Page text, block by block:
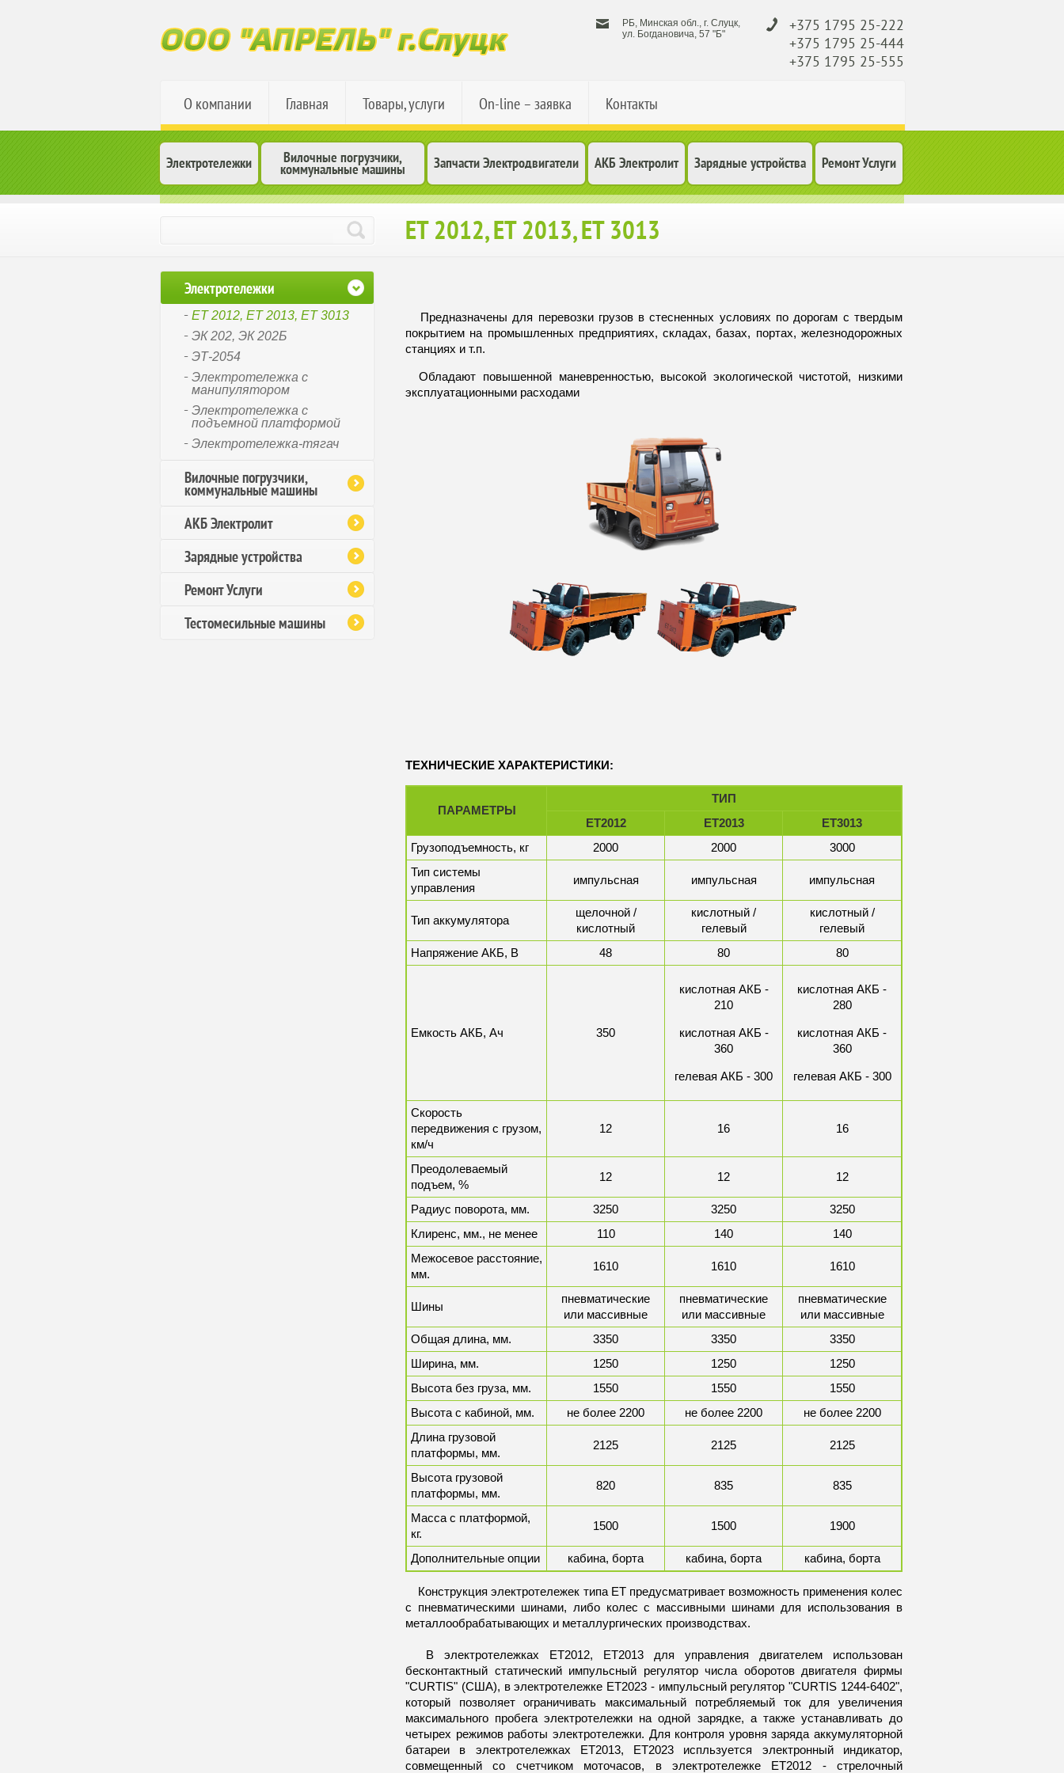
О компании Главная Товары, услуги On-line – заявка Контакты
+375 1795 25-222
+375 1795 25-444
+375 1795 25-555
РБ, Минская обл., г. Слуцк,
ул. Богдановича, 57 "Б"
Электротележки Вилочные погрузчики,
коммунальные машины Запчасти Электродвигатели АКБ Электролит Зарядные устройства Ремонт Услуги
ЕТ 2012, ЕТ 2013, ЕТ 3013
Предназначены для перевозки грузов в стесненных условиях по дорогам с твердым
покрытием на промышленных предприятиях, складах, базах, портах, железнодорожных
станциях и т.п.
Обладают повышенной маневренностью, высокой экологической чистотой, низкими
эксплуатационными расходами
ТЕХНИЧЕСКИЕ ХАРАКТЕРИСТИКИ:
ПАРАМЕТРЫ
ТИП
ЕТ2012
ЕТ2013
ЕТ3013
Грузоподъемность, кг
2000 2000
3000
Тип системы
управления
импульсная импульсная импульсная
Тип аккумулятора
щелочной /
кислотный
кислотный /
гелевый
кислотный /
гелевый
Напряжение АКБ, В
48 80 80
Емкость АКБ, Ач 350
кислотная АКБ -
210
кислотная АКБ -
360
гелевая АКБ - 300
кислотная АКБ -
280
кислотная АКБ -
360
гелевая АКБ - 300
Скорость
передвижения с грузом,
км/ч
12 16 16
Преодолеваемый
подъем, %
12 12 12
Радиус поворота, мм. 3250 3250
3250
Клиренс, мм., не менее
110 140
140
Межосевое расстояние,
мм.
1610 1610 1610
Шины
пневматические
или массивные
пневматические
или массивные
пневматические
или массивные
Общая длина, мм.
3350 3350
3350
Ширина, мм.
1250 1250
1250
Высота без груза, мм.
1550 1550
1550
Высота с кабиной, мм.
не более 2200 не более 2200
не более 2200
Длина грузовой
платформы, мм.
2125 2125 2125
Высота грузовой
платформы, мм.
820 835 835
Масса с платформой,
кг.
1500 1500 1900
Дополнительные опции кабина, борта кабина, борта кабина, борта
Конструкция электротележек типа ЕТ предусматривает возможность применения колес
с пневматическими шинами, либо колес с массивными шинами для использования в
металлообрабатывающих и металлургических производствах.
В электротележках ЕТ2012, ЕТ2013 для управления двигателем использован
бесконтактный статический импульсный регулятор числа оборотов двигателя фирмы
"CURTIS" (США), в электротележке ЕТ2023 - импульсный регулятор "CURTIS 1244-6402",
который позволяет ограничивать максимальный потребляемый ток для увеличения
максимального пробега электротележки на одной зарядке, а также устанавливать до
четырех режимов работы электротележки. Для контроля уровня заряда аккумуляторной
батареи в электротележках ЕТ2013, ЕТ2023 испльзуется электронный индикатор,
совмещенный со счетчиком моточасов, в электротележке ЕТ2012 - стрелочный
Электротележки
ЕТ 2012, ЕТ 2013, ЕТ 3013
ЭК 202, ЭК 202Б
ЭТ-2054
Электротележка с
манипулятором
Электротележка с
подъемной платформой
Электротележка-тягач
Вилочные погрузчики,
коммунальные машины
АКБ Электролит
Зарядные устройства
Ремонт Услуги
Тестомесильные машины